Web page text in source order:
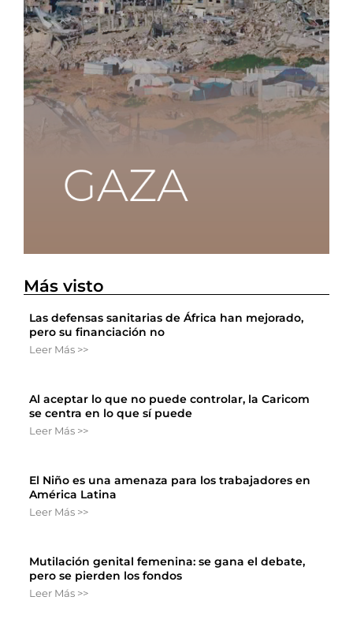
Más visto
Las defensas sanitarias de África han mejorado,
pero su financiación no
Leer Más >>
Al aceptar lo que no puede controlar, la Caricom
se centra en lo que sí puede
Leer Más >>
El Niño es una amenaza para los trabajadores en
América Latina
Leer Más >>
Mutilación genital femenina: se gana el debate,
pero se pierden los fondos
Leer Más >>